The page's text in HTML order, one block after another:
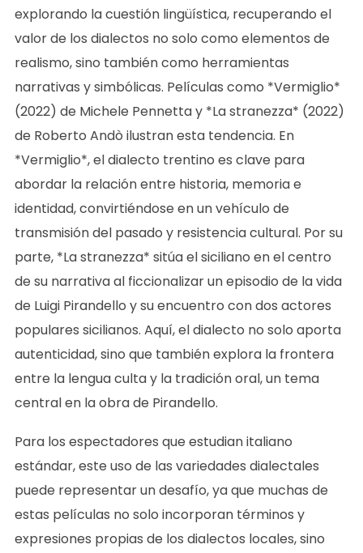
explorando la cuestión lingüística, recuperando el
valor de los dialectos no solo como elementos de
realismo, sino también como herramientas
narrativas y simbólicas. Películas como *Vermiglio*
(2022) de Michele Pennetta y *La stranezza* (2022)
de Roberto Andò ilustran esta tendencia. En
*Vermiglio*, el dialecto trentino es clave para
abordar la relación entre historia, memoria e
identidad, convirtiéndose en un vehículo de
transmisión del pasado y resistencia cultural. Por su
parte, *La stranezza* sitúa el siciliano en el centro
de su narrativa al ficcionalizar un episodio de la vida
de Luigi Pirandello y su encuentro con dos actores
populares sicilianos. Aquí, el dialecto no solo aporta
autenticidad, sino que también explora la frontera
entre la lengua culta y la tradición oral, un tema
central en la obra de Pirandello.
Para los espectadores que estudian italiano
estándar, este uso de las variedades dialectales
puede representar un desafío, ya que muchas de
estas películas no solo incorporan términos y
expresiones propias de los dialectos locales, sino